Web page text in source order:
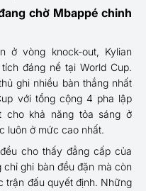
chờ Mbappé chinh
ở vòng knock-out, Kylian
đáng nể tại World Cup.
ghi nhiều bàn thắng nhất
với tổng cộng 4 pha lập
khả năng tỏa sáng ở
luôn ở mức cao nhất.
cho thấy đẳng cấp của
chỉ ghi bàn đều đặn mà còn
trận đấu quyết định. Những